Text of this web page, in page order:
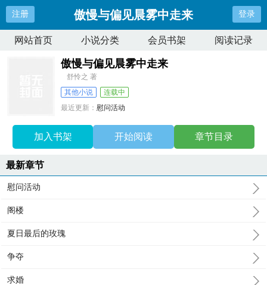
注册 傲慢与偏见晨雾中走来 登录
网站首页 小说分类 会员书架 阅读记录
傲慢与偏见晨雾中走来
舒怜之 著
其他小说
连载中
最近更新：慰问活动
加入书架 开始阅读 章节目录
最新章节
慰问活动
阁楼
夏日最后的玫瑰
争夺
求婚